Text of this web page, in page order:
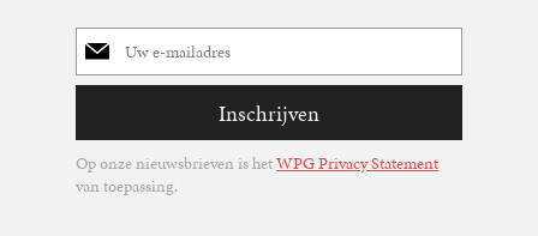
E-
mailadres
Inschrijven
Op onze nieuwsbrieven is hetWPG Privacy Statement
van toepassing.